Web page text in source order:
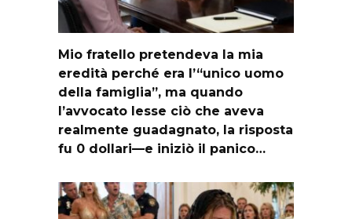
Mio fratello pretendeva la mia
eredità perché era l’“unico uomo
della famiglia”, ma quando
l’avvocato lesse ciò che aveva
realmente guadagnato, la risposta
fu 0 dollari—e iniziò il panico…